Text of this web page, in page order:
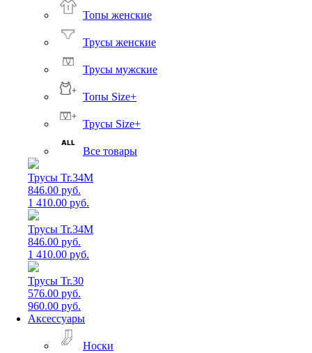
Топы женские
Трусы женские
Трусы мужские
Топы Size+
Трусы Size+
Все товары
Трусы Tr.34M
846.00 руб.
1 410.00 руб.
Трусы Tr.34M
846.00 руб.
1 410.00 руб.
Трусы Tr.30
576.00 руб.
960.00 руб.
Аксессуары
Носки